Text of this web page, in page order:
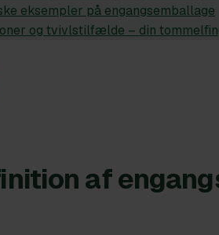
eksempler på engangsemballage
og tvivlstilfælde – din
af